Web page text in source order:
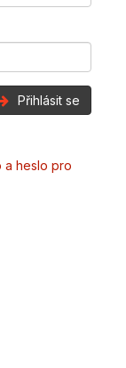
Přihlásit se
a heslo pro